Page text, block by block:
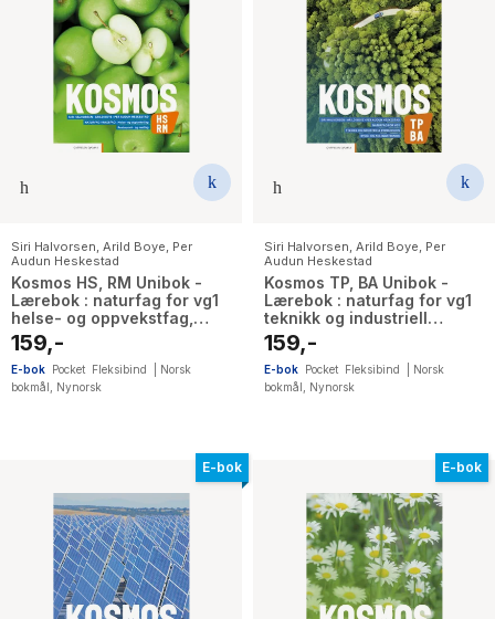
Siri Halvorsen, Arild Boye, Per
Audun Heskestad
Kosmos HS, RM Unibok -
Lærebok : naturfag for vg1
helse- og oppvekstfag,
restaurant- og matfag
159,-
E-bok Pocket Fleksibind
Norsk
bokmål
Nynorsk
Siri Halvorsen, Arild Boye, Per
Audun Heskestad
Kosmos TP, BA Unibok -
Lærebok : naturfag for vg1
teknikk og industriell
produksjon, bygg- og
anleggsteknikk
159,-
E-bok Pocket Fleksibind
Norsk
bokmål
Nynorsk
E-bok E-bok